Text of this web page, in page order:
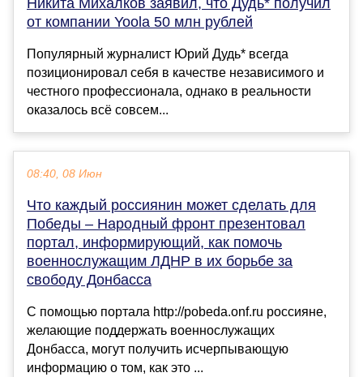
от компании Yoola 50 млн рублей
Популярный журналист Юрий Дудь* всегда
позиционировал себя в качестве независимого и
честного профессионала, однако в реальности
оказалось всё совсем...
08:40, 08 Июн
Что каждый россиянин может сделать для
Победы – Народный фронт презентовал
портал, информирующий, как помочь
военнослужащим ЛДНР в их борьбе за
свободу Донбасса
С помощью портала http://pobeda.onf.ru россияне,
желающие поддержать военнослужащих
Донбасса, могут получить исчерпывающую
информацию о том, как это ...